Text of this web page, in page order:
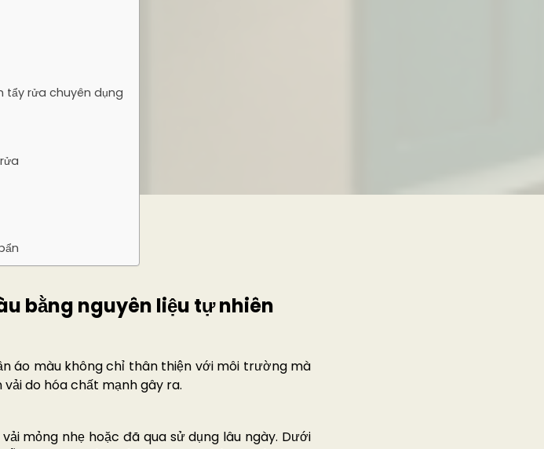
tẩy rửa chuyên dụng
bằng nguyên liệu tự nhiên
áo màu không chỉ thân thiện với môi trường mà
do hóa chất mạnh gây ra.
mỏng nhẹ hoặc đã qua sử dụng lâu ngày. Dưới